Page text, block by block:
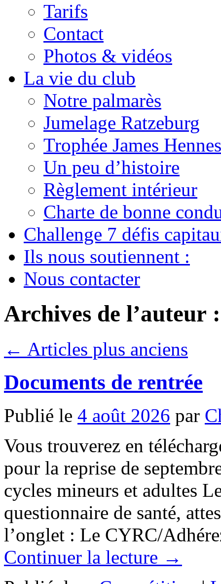
Tarifs
Contact
Photos & vidéos
La vie du club
Notre palmarès
Jumelage Ratzeburg
Trophée James
Un peu d’histoire
Règlement intérieur
Charte de bonne
Challenge 7 défis
Ils nous soutiennent :
Nous contacter
Archives de l’auteur
← Articles plus anciens
Documents de rentrée
Publié le 4 août 2026 par
Vous trouverez en
pour la reprise de
cycles mineurs et adultes
questionnaire de santé,
l’onglet : Le CYRC/
Continuer la lecture →